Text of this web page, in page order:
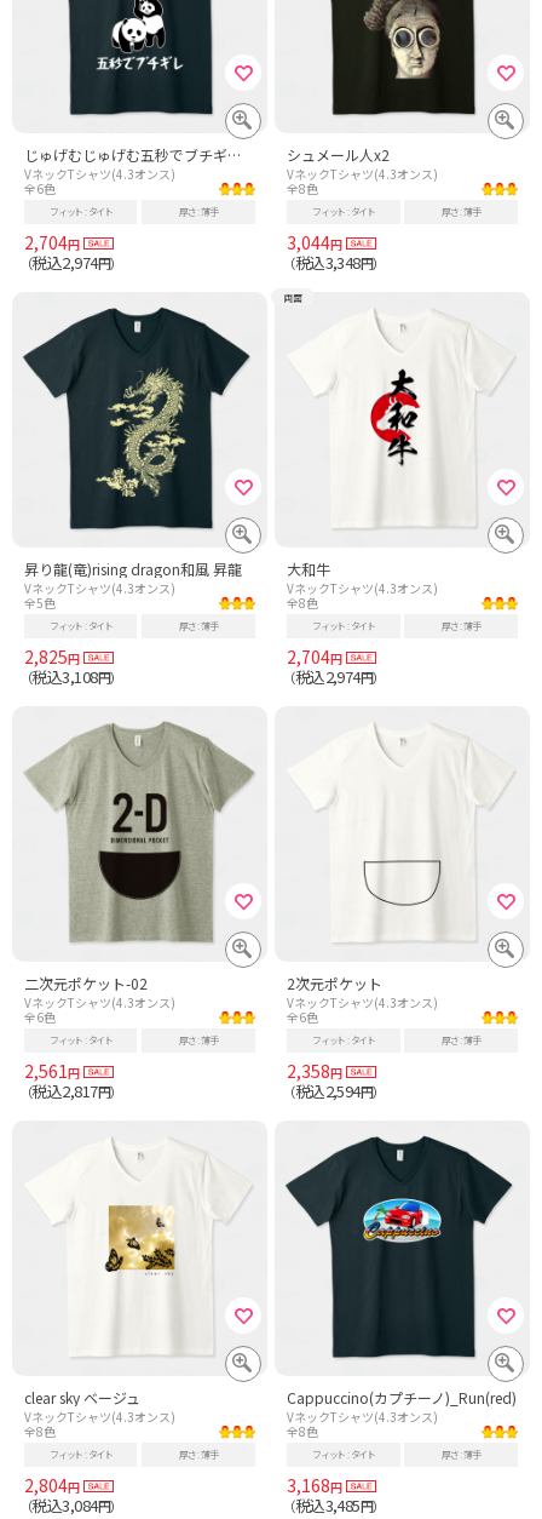
じゅげむじゅげむ五秒でブチギレ パンダ
VネックTシャツ(4.3オンス)
全6色
フィット タイト 厚さ 薄手
2,704円
（税込2,974円）
シュメール人x2
VネックTシャツ(4.3オンス)
全8色
フィット タイト 厚さ 薄手
3,044円
（税込3,348円）
昇り龍(竜)rising dragon和風 昇龍
VネックTシャツ(4.3オンス)
全5色
フィット タイト 厚さ 薄手
2,825円
（税込3,108円）
大和牛
VネックTシャツ(4.3オンス)
全8色
フィット タイト 厚さ 薄手
2,704円
（税込2,974円）
両面
二次元ポケット-02
VネックTシャツ(4.3オンス)
全6色
フィット タイト 厚さ 薄手
2,561円
（税込2,817円）
2次元ポケット
VネックTシャツ(4.3オンス)
全6色
フィット タイト 厚さ 薄手
2,358円
（税込2,594円）
clear sky ベージュ
VネックTシャツ(4.3オンス)
全8色
フィット タイト 厚さ 薄手
2,804円
（税込3,084円）
Cappuccino(カプチーノ)_Run(red)
VネックTシャツ(4.3オンス)
全8色
フィット タイト 厚さ 薄手
3,168円
（税込3,485円）